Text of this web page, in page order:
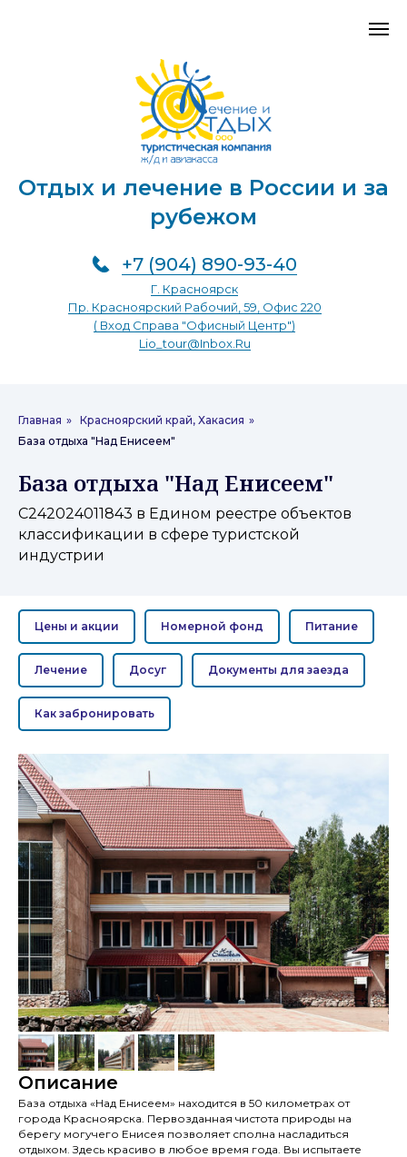
Отдых и лечение в России и за
рубежом
+7 (904) 890-93-40
Г. Красноярск
Пр. Красноярский Рабочий, 59, Офис 220
( Вход Справа "Офисный Центр")
Lio_tour@inbox.ru
Главная » Красноярский край, Хакасия »
База отдыха "Над Енисеем"
База отдыха "Над Енисеем"
С242024011843 в Едином реестре объектов
классификации в сфере туристской
индустрии
Цены и акции Номерной фонд Питание
Лечение Досуг Документы для заезда
Как забронировать
Описание
База отдыха «Над Енисеем» находится в 50 километрах от
города Красноярска. Первозданная чистота природы на
берегу могучего Енисея позволяет сполна насладиться
отдыхом. Здесь красиво в любое время года. Вы испытаете